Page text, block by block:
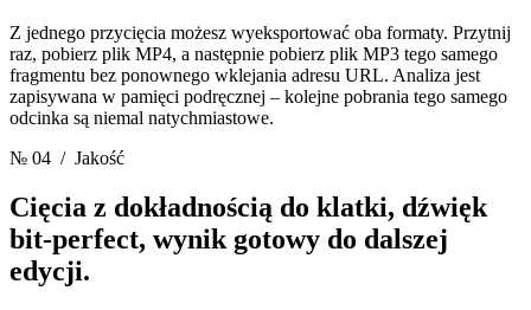
Z jednego przycięcia możesz wyeksportować oba formaty. Przytnij
raz, pobierz plik MP4, a następnie pobierz plik MP3 tego samego
fragmentu bez ponownego wklejania adresu URL. Analiza jest
zapisywana w pamięci podręcznej – kolejne pobrania tego samego
odcinka są niemal natychmiastowe.
№ 04 / Jakość
Cięcia z dokładnością do klatki, dźwięk
bit-perfect, wynik gotowy do dalszej
edycji.